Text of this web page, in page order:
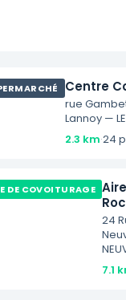
Centre
rue
Lannoy —
2.3 km·24
DE COVOITURAGE
24
7.1